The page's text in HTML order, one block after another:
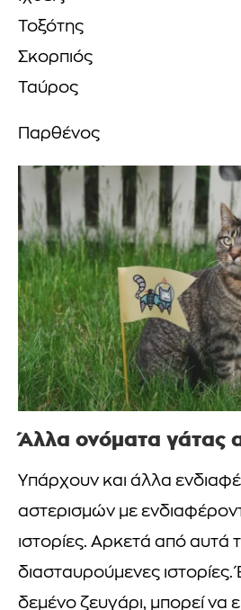
Τοξότης
Σκορπιός
Ταύρος
Παρθένος
Άλλα ονόματα γάτας
Υπάρχουν και άλλα
αστερισμών με
ιστορίες. Αρκετά από αυτά
διασταυρούμενες ιστορίες.
δεμένο ζευγάρι, μπορεί να